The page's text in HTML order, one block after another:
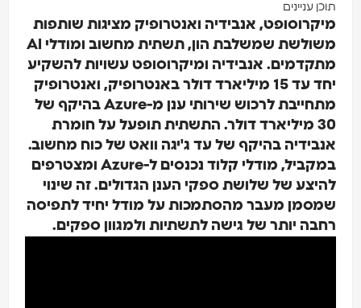
תוכן עניינים
מיקרוסופט, אנבידיה ואנטרופיק מציגות שותפות
משולשת שמשלבת הון, תשתית מחשוב ומודלי AI
מתקדמים. אנבידיה ומיקרוסופט עשויות להשקיע
יחד עד 15 מיליארד דולר באנטרופיק, ואנטרופיק
מתחייבת לרכוש שירותי ענן מ-Azure בהיקף של
30 מיליארד דולר. התשתית תופעל על חומרת
אנבידיה בהיקף של עד ג'יגה וואט של כוח מחשוב.
במקביל, מודלי קלוד נכנסים ל-Azure ומצטרפים
להיצע של שלושת ספקי הענן הגדולים. זה שינוי
שמסמן מעבר מהסתמכות על מודל יחיד לתפיסה
רחבה יותר של גישה לתשתיות ולמגוון ספקים.